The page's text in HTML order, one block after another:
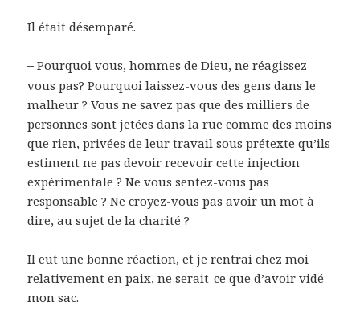
Il était désemparé.
–Pourquoi vous, hommes de Dieu, ne réagissez-
vous pas? Pourquoi laissez-vous des gens dans le
malheur ? Vous ne savez pas que des milliers de
personnes sont jetées dans la rue comme des moins
que rien, privées de leur travail sous prétexte qu’ils
estiment ne pas devoir recevoir cette injection
expérimentale ? Ne vous sentez-vous pas
responsable ? Ne croyez-vous pas avoir un mot à
dire, au sujet de la charité ?
Il eut une bonne réaction, et je rentrai chez moi
relativement en paix, ne serait-ce que d’avoir vidé
mon sac.